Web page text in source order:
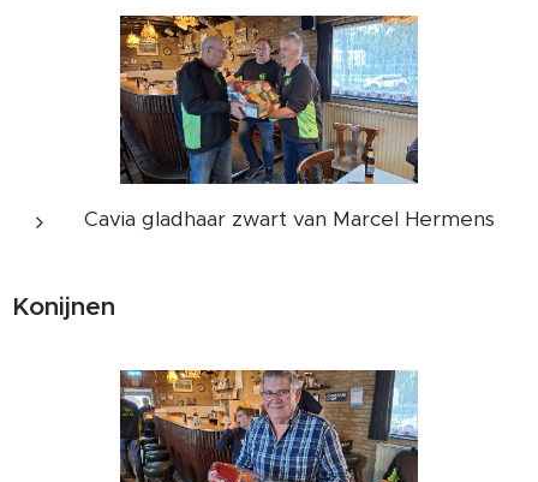
Cavia gladhaar zwart van Marcel Hermens
Konijnen